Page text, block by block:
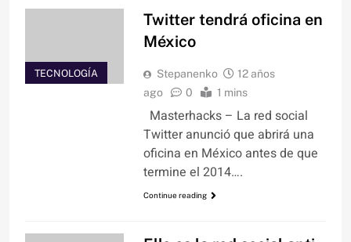
TECNOLOGÍA
Twitter tendrá oficina en
México
Stepanenko
12 años
ago
0 1 mins
Masterhacks – La red social
Twitter anunció que abrirá una
oficina en México antes de que
termine el 2014….
Continue reading